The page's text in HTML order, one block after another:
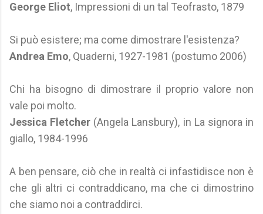
George Eliot, Impressioni di un tal Teofrasto, 1879
Si può esistere; ma come dimostrare l'esistenza?
Andrea Emo, Quaderni, 1927-1981 (postumo 2006)
Chi ha bisogno di dimostrare il proprio valore non
vale poi molto.
Jessica Fletcher (Angela Lansbury), in La signora in
giallo, 1984-1996
A ben pensare, ciò che in realtà ci infastidisce non è
che gli altri ci contraddicano, ma che ci dimostrino
che siamo noi a contraddirci.